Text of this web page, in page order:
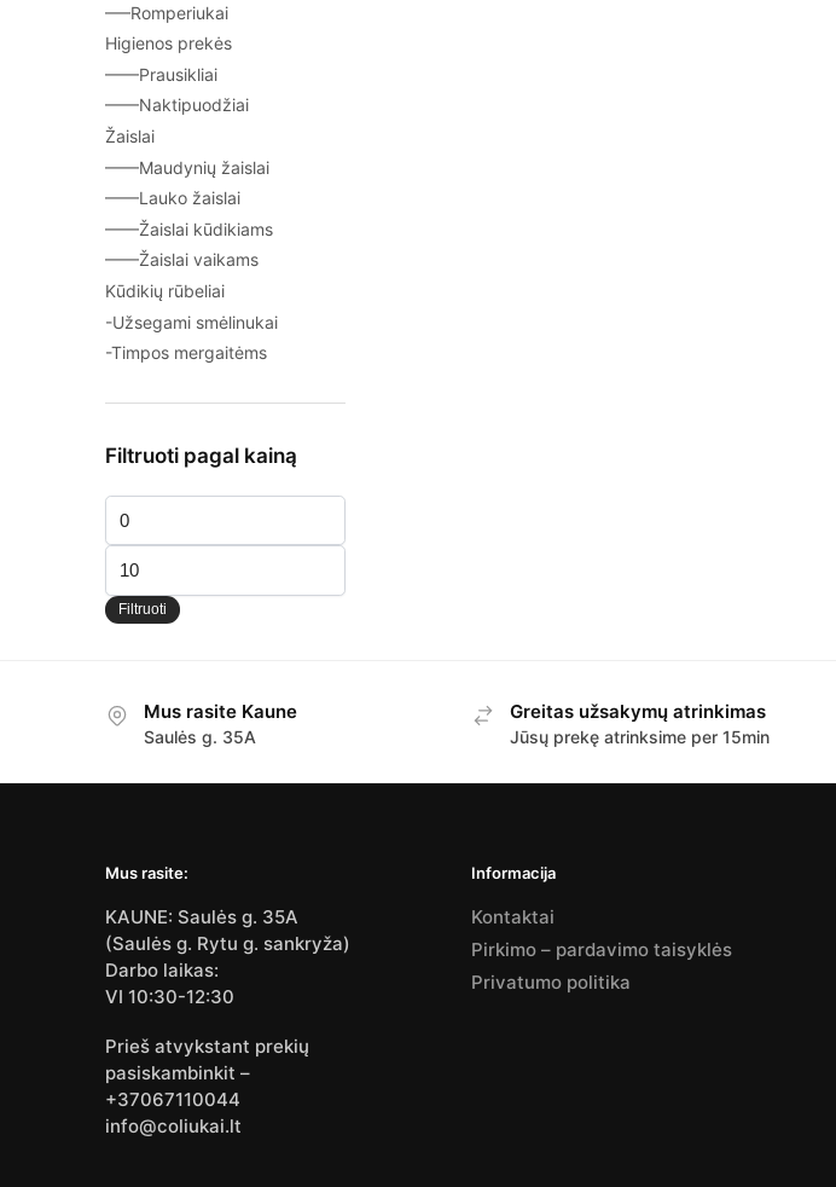
—–Romperiukai
Higienos prekės
——Prausikliai
——Naktipuodžiai
Žaislai
——Maudynių žaislai
——Lauko žaislai
——Žaislai kūdikiams
——Žaislai vaikams
Kūdikių rūbeliai
-Užsegami smėlinukai
-Timpos mergaitėms
Filtruoti pagal kainą
kaina
Maks
kaina
Filtruoti
Mus rasite Kaune
Saulės g. 35A
Greitas užsakymų atrinkimas
Jūsų prekę atrinksime per 15min
Mus rasite:
KAUNE: Saulės g. 35A
(Saulės g. Rytu g. sankryža)
Darbo laikas:
VI 10:30-12:30
Prieš atvykstant prekių
pasiskambinkit –
+37067110044
info@coliukai.lt
Informacija
Kontaktai
Pirkimo – pardavimo taisyklės
Privatumo politika